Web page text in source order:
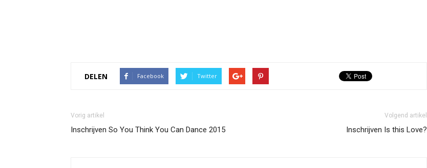
DELEN Facebook Twitter
Vorig artikel
Inschrijven So You Think You Can Dance 2015
Volgend artikel
Inschrijven Is this Love?